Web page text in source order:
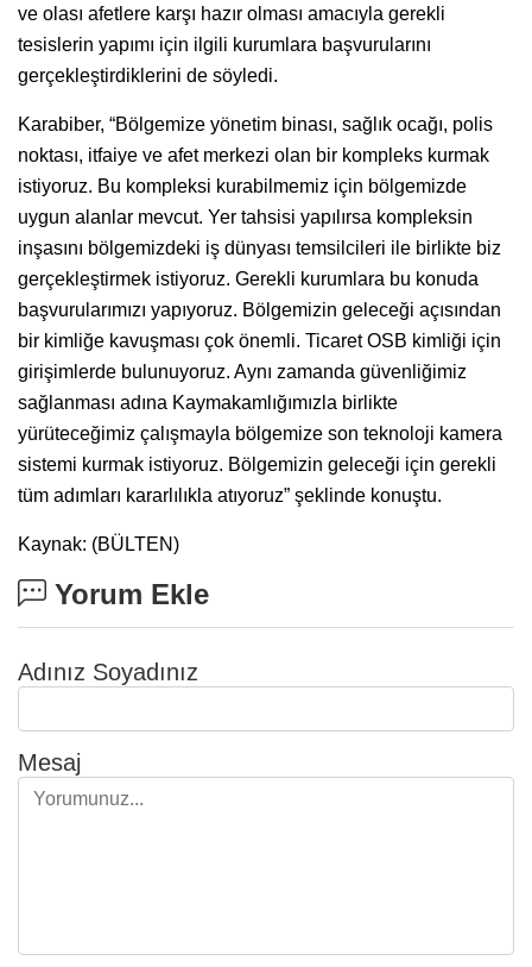
ve olası afetlere karşı hazır olması amacıyla gerekli
tesislerin yapımı için ilgili kurumlara başvurularını
gerçekleştirdiklerini de söyledi.
Karabiber, “Bölgemize yönetim binası, sağlık ocağı, polis
noktası, itfaiye ve afet merkezi olan bir kompleks kurmak
istiyoruz. Bu kompleksi kurabilmemiz için bölgemizde
uygun alanlar mevcut. Yer tahsisi yapılırsa kompleksin
inşasını bölgemizdeki iş dünyası temsilcileri ile birlikte biz
gerçekleştirmek istiyoruz. Gerekli kurumlara bu konuda
başvurularımızı yapıyoruz. Bölgemizin geleceği açısından
bir kimliğe kavuşması çok önemli. Ticaret OSB kimliği için
girişimlerde bulunuyoruz. Aynı zamanda güvenliğimiz
sağlanması adına Kaymakamlığımızla birlikte
yürüteceğimiz çalışmayla bölgemize son teknoloji kamera
sistemi kurmak istiyoruz. Bölgemizin geleceği için gerekli
tüm adımları kararlılıkla atıyoruz” şeklinde konuştu.
Kaynak: (BÜLTEN)
Yorum Ekle
Adınız Soyadınız
Mesaj